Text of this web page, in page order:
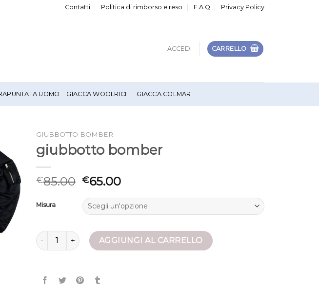
Contatti Politica di rimborso e reso F.A.Q Privacy Policy
ACCEDI CARRELLO
UOMO GIACCA WOOLRICH GIACCA COLMAR
GIUBBOTTO BOMBER
giubbotto bomber
€85.00 €65.00
Misura
giubbotto bomber quantitàAGGIUNGI AL CARRELLO